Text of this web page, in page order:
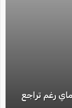
سائح في ماي رغم تراجع